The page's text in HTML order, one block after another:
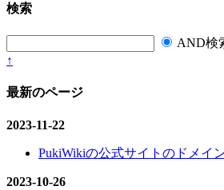
検索
AND検
↑
最新のページ
2023-11-22
PukiWikiの公式サイトのドメイ
2023-10-26